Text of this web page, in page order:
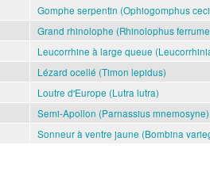
Gomphe serpentin (Ophiogomphus
Grand rhinolophe (Rhinolophus
Leucorrhine à large queue
Lézard ocellé (Timon lepidus)
Loutre d'Europe (Lutra lutra)
Semi-Apollon (Parnassius mnemosyne)
Sonneur à ventre jaune (Bombina